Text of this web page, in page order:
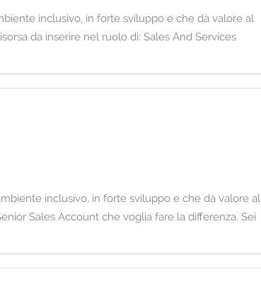
inclusivo, in forte sviluppo e che dà valore al
da inserire nel ruolo di: Sales And Services
inclusivo, in forte sviluppo e che dà valore al
Sales Account che voglia fare la differenza. Sei